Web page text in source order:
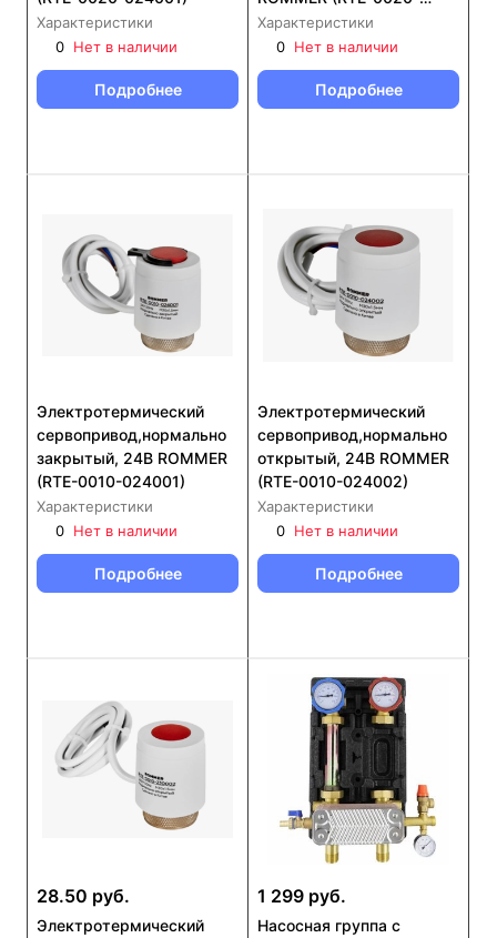
Характеристики
0 Нет в наличии
Подробнее
230001)
Характеристики
0 Нет в наличии
Подробнее
Электротермический
сервопривод,нормально
закрытый, 24В ROMMER
(RTE-0010-024001)
Характеристики
0 Нет в наличии
Подробнее
Электротермический
сервопривод,нормально
открытый, 24В ROMMER
(RTE-0010-024002)
Характеристики
0 Нет в наличии
Подробнее
28.50 руб.
Электротермический
1 299 руб.
Насосная группа с